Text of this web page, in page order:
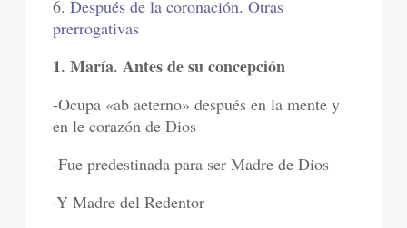
6.Después de la coronación. Otras
prerrogativas
1. María. Antes de su concepción
-Ocupa «ab aeterno» después en la mente y
en le corazón de Dios
-Fue predestinada para ser Madre de Dios
-Y Madre del Redentor